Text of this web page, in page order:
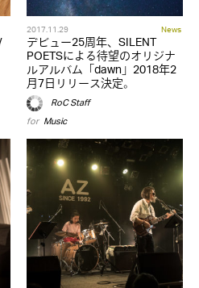
2017.11.29 News
デビュー25周年、SILENT
POETSによる待望のオリジナ
ルアルバム「dawn」2018年2
月7日リリース決定。
RoC Staff
for Music